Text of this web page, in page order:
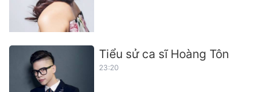
Tiểu sử ca sĩ Hoàng Tôn
23:20